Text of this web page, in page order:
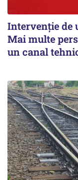
Intervenție de
Mai multe
un canal